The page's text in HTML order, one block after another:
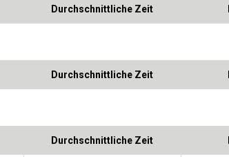
Durchschnittliche Zeit
Durchschnittliche Zeit
Durchschnittliche Zeit